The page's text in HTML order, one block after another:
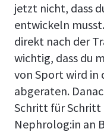
jetzt nicht, dass
entwickeln
direkt nach der
wichtig, dass du
von Sport wird in
abgeraten.
Schritt für Schritt
Nephrolog:in an